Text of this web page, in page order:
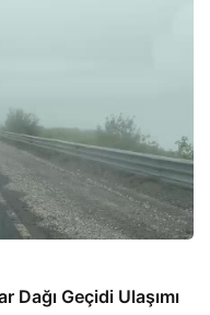
Geçidi Ulaşımı